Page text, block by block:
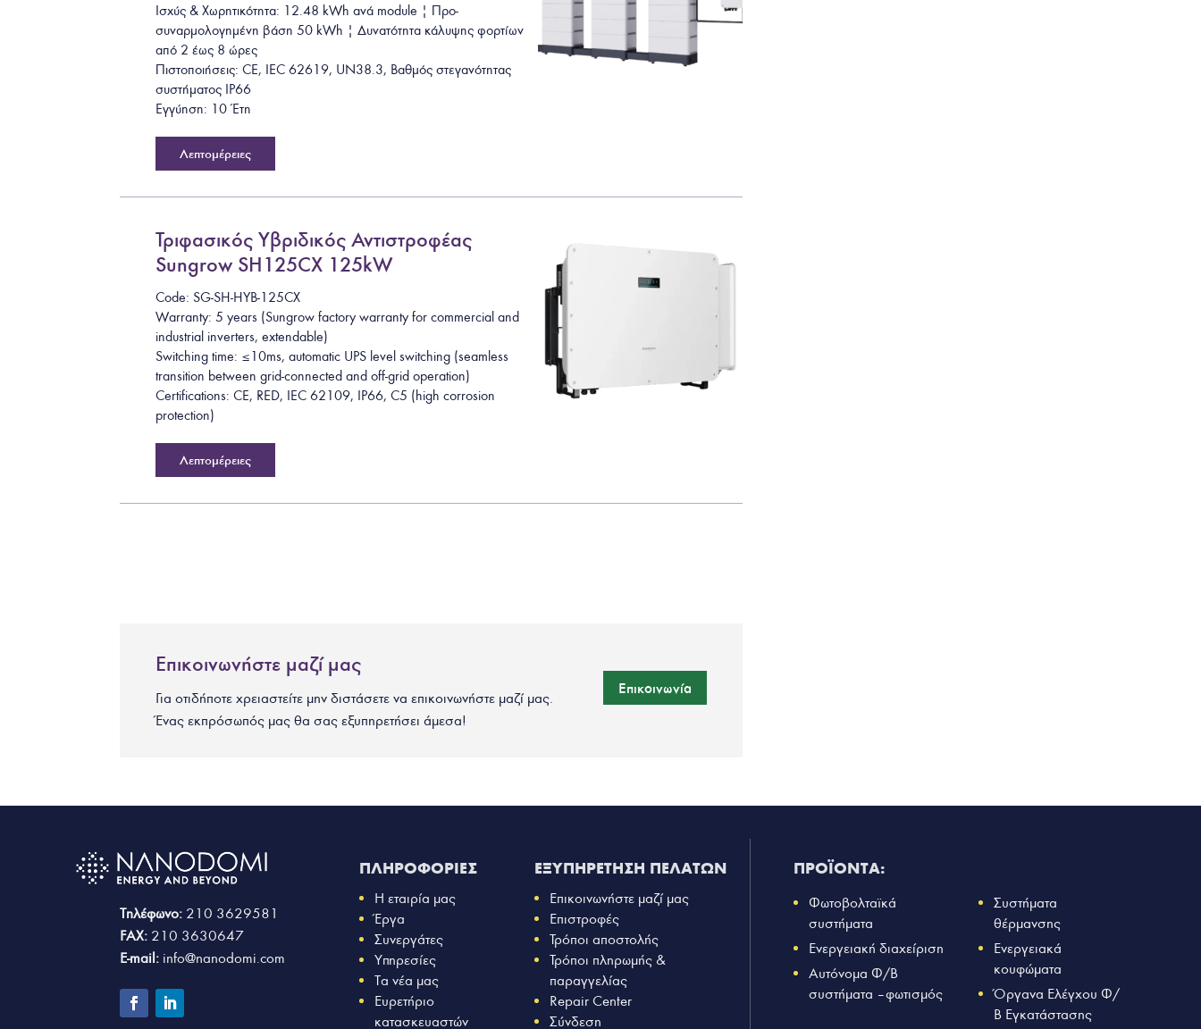
Ισχύς & Χωρητικότητα: 12.48 kWh ανά module | Προ-
συναρμολογημένη βάση 50 kWh | Δυνατότητα κάλυψης φορτίων
από 2 έως 8 ώρες
Πιστοποιήσεις: CE, IEC 62619, UN38.3, Βαθμός στεγανότητας
συστήματος IP66
Εγγύηση: 10 Έτη
Λεπτομέρειες
Τριφασικός Υβριδικός Αντιστροφέας
Sungrow SH125CX 125kW
Code: SG-SH-HYB-125CX
Warranty: 5 years (Sungrow factory warranty for commercial and
industrial inverters, extendable)
Switching time: ≤10ms, automatic UPS level switching (seamless
transition between grid-connected and off-grid operation)
Certifications: CE, RED, IEC 62109, IP66, C5 (high corrosion
protection)
Λεπτομέρειες
Επικοινωνήστε μαζί μας
Για οτιδήποτε χρειαστείτε μην διστάσετε να επικοινωνήστε μαζί μας.
Ένας εκπρόσωπός μας θα σας εξυπηρετήσει άμεσα!
Επικοινωνία
Τηλέφωνο: 210 3629581
FAX: 210 3630647
E-mail: info@nanodomi.com
ΠΛΗΡΟΦΟΡΙΕΣ
Η εταιρία μας
Έργα
Συνεργάτες
Υπηρεσίες
Τα νέα μας
Ευρετήριο
κατασκευαστών
ΕΞΥΠΗΡΕΤΗΣΗ ΠΕΛΑΤΩΝ
Επικοινωνήστε μαζί μας
Επιστροφές
Τρόποι αποστολής
Τρόποι πληρωμής &
παραγγελίας
Repair Center
Σύνδεση
ΠΡΟΪΟΝΤΑ:
Φωτοβολταϊκά
συστήματα
Ενεργειακή διαχείριση
Αυτόνομα Φ/Β
συστήματα – φωτισμός
Συστήματα
θέρμανσης
Ενεργειακά
κουφώματα
Όργανα Ελέγχου Φ/
Β Εγκατάστασης